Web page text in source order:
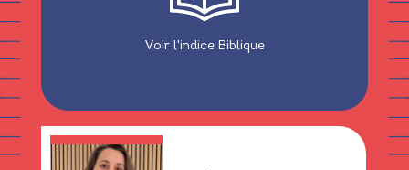
Voir l'indice Biblique
mon frère ?” »